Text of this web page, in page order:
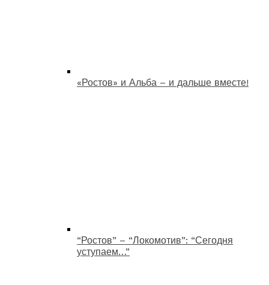
«Ростов» и Альба – и дальше вместе!
“Ростов” – “Локомотив”: “Сегодня
уступаем…”